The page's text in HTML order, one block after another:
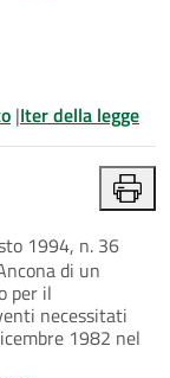
|Iter della legge
1994, n. 36
di un
per il
necessitati
1982 nel